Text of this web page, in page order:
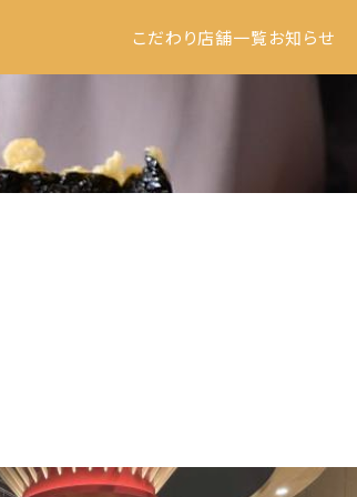
こだわり店舗一覧お知らせ